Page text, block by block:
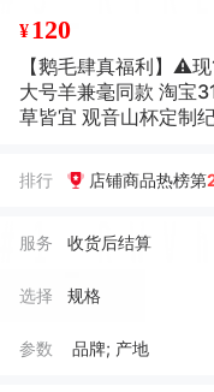
¥120
【鹅毛肆真福利】⚠️
大号羊兼毫同款 淘宝
草皆宜 观音山杯定制
排行 店铺商品热榜第
服务 收货后结算
选择 规格
参数 品牌; 产地